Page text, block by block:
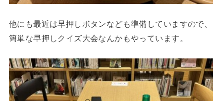
他にも最近は早押しボタンなども準備していますので、
簡単な早押しクイズ大会なんかもやっています。